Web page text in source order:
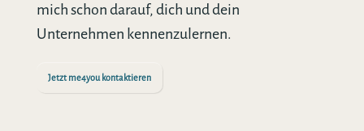
mich schon darauf, dich und dein
Unternehmen kennenzulernen.
Jetzt me4you kontaktieren